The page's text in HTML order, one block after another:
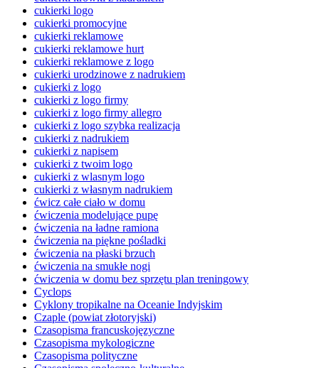
cukierki logo
cukierki promocyjne
cukierki reklamowe
cukierki reklamowe hurt
cukierki reklamowe z logo
cukierki urodzinowe z nadrukiem
cukierki z logo
cukierki z logo firmy
cukierki z logo firmy allegro
cukierki z logo szybka realizacja
cukierki z nadrukiem
cukierki z napisem
cukierki z twoim logo
cukierki z wlasnym logo
cukierki z własnym nadrukiem
ćwicz całe ciało w domu
ćwiczenia modelujące pupę
ćwiczenia na ładne ramiona
ćwiczenia na piękne pośladki
ćwiczenia na płaski brzuch
ćwiczenia na smukłe nogi
ćwiczenia w domu bez sprzętu plan treningowy
Cyclops
Cyklony tropikalne na Oceanie Indyjskim
Czaple (powiat złotoryjski)
Czasopisma francuskojęzyczne
Czasopisma mykologiczne
Czasopisma polityczne